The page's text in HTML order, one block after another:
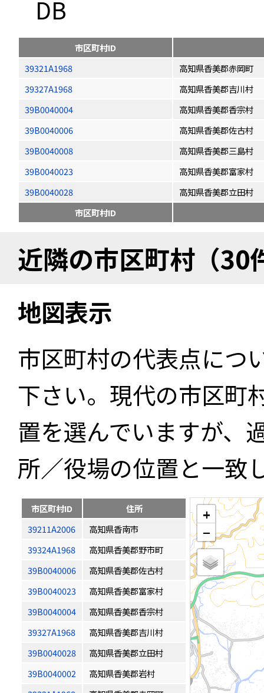
DB
市区町村ID
39321A1968
高知県香美郡赤岡町
39327A1968
高知県香美郡吉川村
39B0040004
高知県香美郡香宗村
39B0040006
高知県香美郡佐古村
39B0040008
高知県香美郡三島村
39B0040023
高知県香美郡富家村
39B0040028
高知県香美郡立田村
市区町村ID
近隣の市区町村（30
地図表示
市区町村の代表点につ
下さい。現代の市区町
置を選んでいますが、
所／役場の位置と一致
市区町村ID
住所
39211A2006
高知県香南市
39324A1968
高知県香美郡野市町
39B0040006
高知県香美郡佐古村
39B0040023
高知県香美郡富家村
39B0040004
高知県香美郡香宗村
39327A1968
高知県香美郡吉川村
39B0040028
高知県香美郡立田村
39B0040002
高知県香美郡岩村
+
−